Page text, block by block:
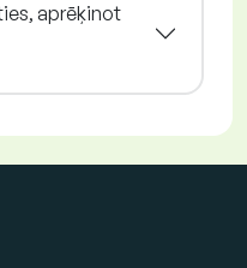
aprēķinot